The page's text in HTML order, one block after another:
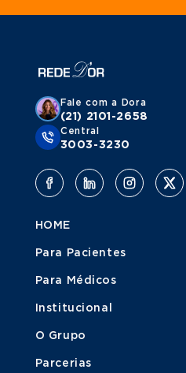
Fale com a Dora
(21) 2101-2658
Central
3003-3230
HOME
Para Pacientes
Para Médicos
Institucional
O Grupo
Parcerias